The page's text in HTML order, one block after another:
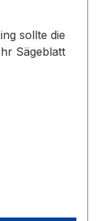
Sägeblatt